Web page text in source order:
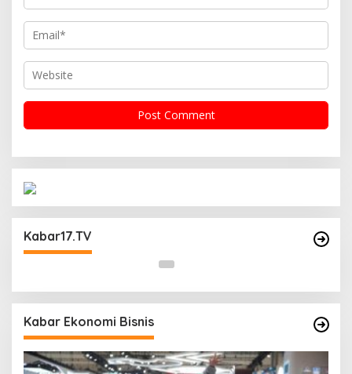
Kabar17.TV
Operasi Cipta Kondisi Digelar Polsek
Malam Libur
Kabar Ekonomi Bisnis